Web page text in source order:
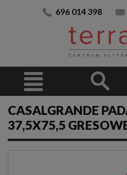
696 014 398
CASALGRANDE
37,5X75,5